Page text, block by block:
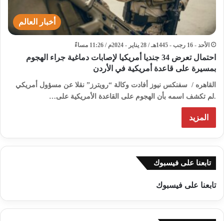
أخبار العالم
الأحد - 16 رجب - 1445هـ / 28 يناير - 2024م / 11:26 مساءً
احتمال تعرض 34 جنديا أمريكيا لإصابات دماغية جراء الهجوم
بمسيرة على قاعدة أمريكية في الأردن
القاهره / سفنكس نيوز أفادت وكالة “رويترز” نقلا عن مسؤول أمريكي
.لم تكشف اسمه بأن الهجوم على القاعدة الأمريكية على…
المزيد
تابعنا على فيسبوك
تابعنا على فيسبوك